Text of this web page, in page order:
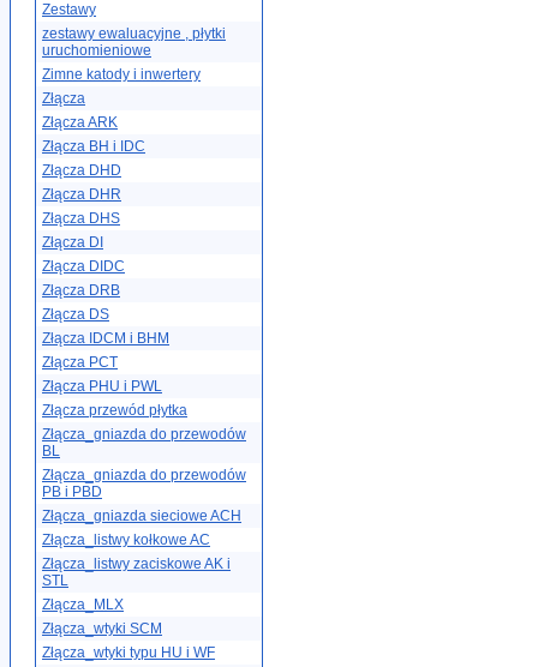
Zestawy
zestawy ewaluacyjne , płytki
uruchomieniowe
Zimne katody i inwertery
Złącza
Złącza ARK
Złącza BH i IDC
Złącza DHD
Złącza DHR
Złącza DHS
Złącza DI
Złącza DIDC
Złącza DRB
Złącza DS
Złącza IDCM i BHM
Złącza PCT
Złącza PHU i PWL
Złącza przewód płytka
Złącza_gniazda do przewodów
BL
Złącza_gniazda do przewodów
PB i PBD
Złącza_gniazda sieciowe ACH
Złącza_listwy kołkowe AC
Złącza_listwy zaciskowe AK i
STL
Złącza_MLX
Złącza_wtyki SCM
Złącza_wtyki typu HU i WF